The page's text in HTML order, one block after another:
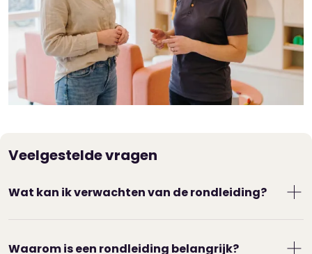
Veelgestelde vragen
Wat kan ik verwachten van de rondleiding?
groepen te zien waar je kind gaat spelen. Ook
Waarom is een rondleiding belangrijk?